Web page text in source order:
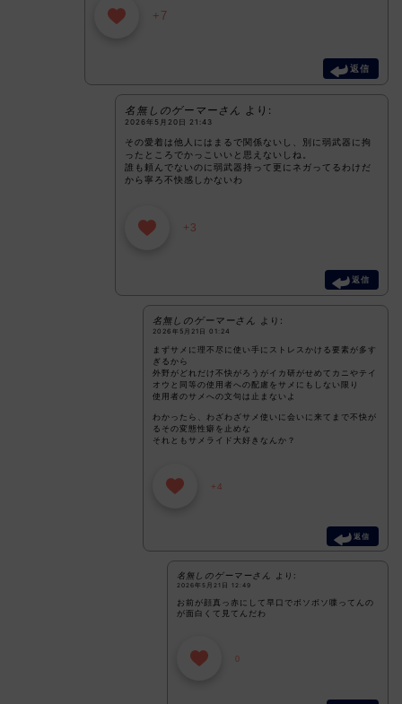
+7
返信
名無しのゲーマーさん より:
2026年5月20日 21:43
その愛着は他人にはまるで関係ないし、別に弱武器に拘
ったところでかっこいいと思えないしね。
誰も頼んでないのに弱武器持って更にネガってるわけだ
から寧ろ不快感しかないわ
+3
返信
名無しのゲーマーさん より:
2026年5月21日 01:24
まずサメに理不尽に使い手にストレスかける要素が多す
ぎるから
外野がどれだけ不快がろうがイカ研がせめてカニやテイ
オウと同等の使用者への配慮をサメにもしない限り
使用者のサメへの文句は止まないよ
わかったら、わざわざサメ使いに会いに来てまで不快が
るその変態性癖を止めな
それともサメライド大好きなんか？
+4
返信
名無しのゲーマーさん より:
2026年5月21日 12:49
お前が顔真っ赤にして早口でボソボソ喋ってんの
が面白くて見てんだわ
0